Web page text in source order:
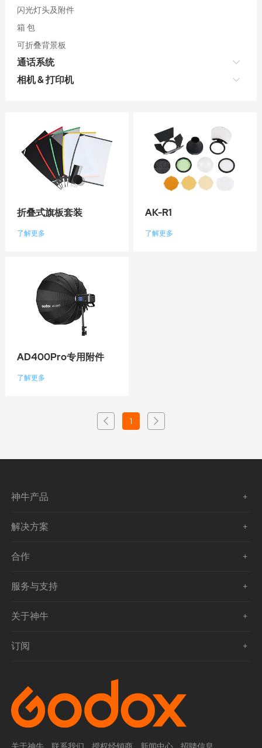
闪光灯头及附件
箱 包
可折叠背景板
通话系统
相机 & 打印机
折叠式旗板套装
了解更多
AK-R1
了解更多
AD400Pro专用附件
了解更多
1
神牛产品
解决方案
合作
服务与支持
关于神牛
订阅